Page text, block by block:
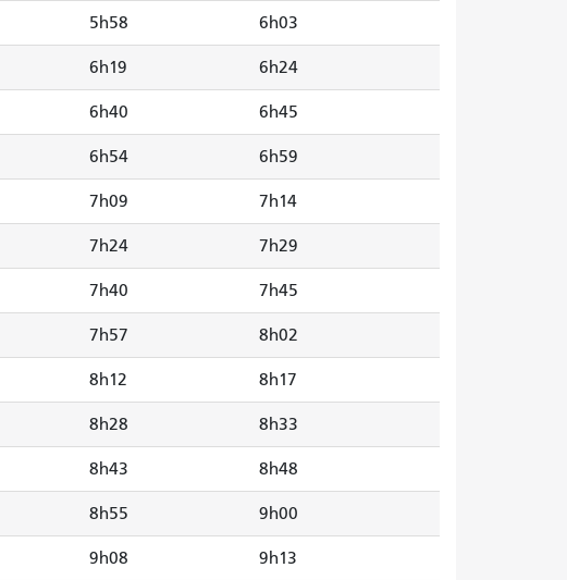
5h58 6h03
6h19 6h24
6h40 6h45
6h54 6h59
7h09 7h14
7h24 7h29
7h40 7h45
7h57 8h02
8h12 8h17
8h28 8h33
8h43 8h48
8h55 9h00
9h08 9h13